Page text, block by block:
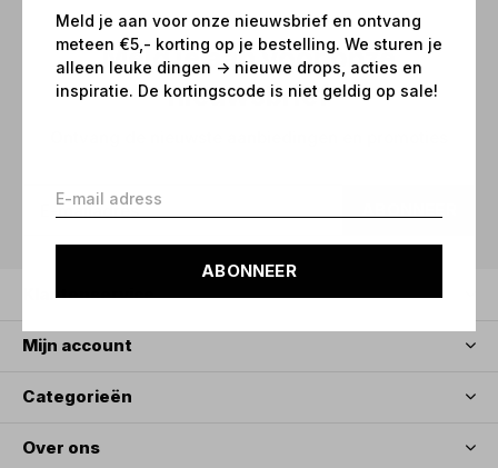
Meld je aan voor onze nieuwsbrief en ontvang
meteen €5,- korting op je bestelling. We sturen je
alleen leuke dingen -> nieuwe drops, acties en
inspiratie. De kortingscode is niet geldig op sale!
ABONNEER
Meld je aan voor onze
nieuwsbrief
Klantenservice
Mijn account
Categorieën
Over ons